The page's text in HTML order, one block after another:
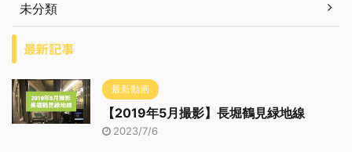
未分類
最新記事
最新動画
【2019年5月撮影】長堀鶴見緑地線
2023/7/6